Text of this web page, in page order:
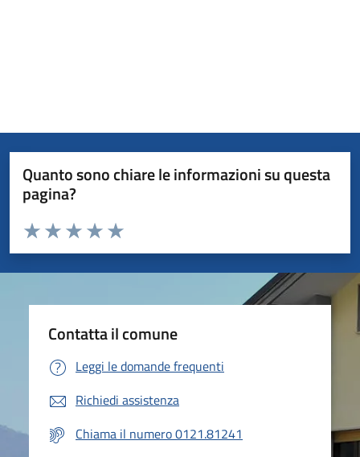
Quanto sono chiare le informazioni su questa
pagina?
Valuta da 1 a 5 stelle la pagina
Valuta 5 stelle su 5
Valuta 4 stelle su 5
Valuta 3 stelle su 5
Valuta 2 stelle su 5
Valuta 1 stelle su 5
Contatta il comune
Leggi le domande frequenti
Richiedi assistenza
Chiama il numero 0121.81241